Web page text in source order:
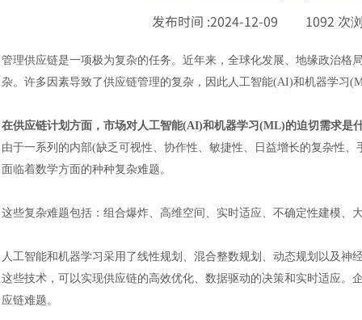
发布时间 :2024-12-09 1092 次
管理供应链是一项极为复杂的任务。近年来，全球化发展、地缘政治
杂。许多因素导致了供应链管理的复杂，因此人工智能(AI)和机器学习
在供应链计划方面，市场对人工智能(AI)和机器学习(ML)的迫切需求是
由于一系列的内部(缺乏可视性、协作性、敏捷性、日益增长的复杂性
面临着数学方面的种种复杂难题。
这些复杂难题包括：组合爆炸、高维空间、实时适应、不确定性建模、
人工智能和机器学习采用了线性规划、混合整数规划、动态规划以及
这些技术，可以实现供应链的高效优化、数据驱动的决策和实时适应
应链难题。